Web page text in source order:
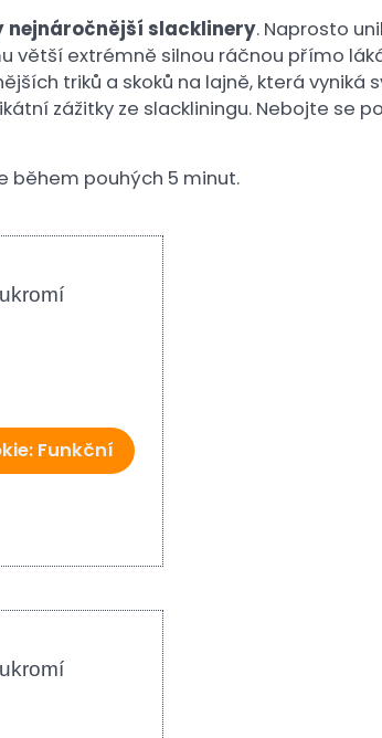
nejnáročnější slacklinery. Naprosto
větší extrémně silnou ráčnou přímo
triků a skoků na lajně, která vyniká
zážitky ze slackliningu. Nebojte se
během pouhých 5 minut.
Funkční